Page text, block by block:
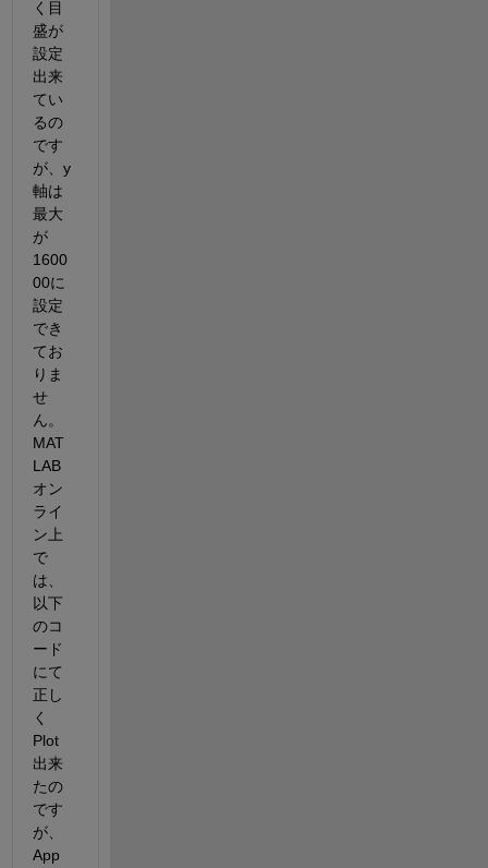
く目
盛が
設定
出来
てい
るの
です
が、y
軸は
最大
が
1600
00に
設定
でき
てお
りま
せ
ん。
MAT
LAB
オン
ライ
ン上
で
は、
以下
のコ
ード
にて
正し
く
Plot
出来
たの
です
が、
App